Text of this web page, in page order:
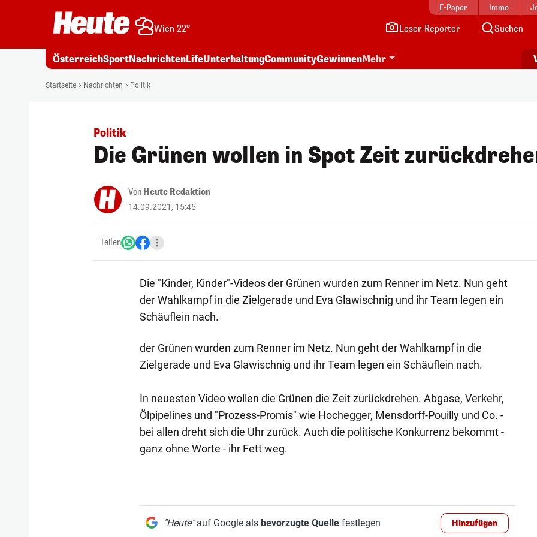
E-Paper Immo
Wien 22° Leser-Reporter Suchen
ÖsterreichSportNachrichtenLifeUnterhaltungCommunityGewinnenMehr
Startseite Nachrichten Politik
Politik
Die Grünen wollen in Spot Zeit
Von Heute Redaktion
14.09.2021, 15:45
Teilen
Die "Kinder, Kinder"-Videos der Grünen wurden zum Renner im Netz. Nun geht
der Wahlkampf in die Zielgerade und Eva Glawischnig und ihr Team legen ein
Schäuflein nach.
der Grünen wurden zum Renner im Netz. Nun geht der Wahlkampf in die
Zielgerade und Eva Glawischnig und ihr Team legen ein Schäuflein nach.
In neuesten Video wollen die Grünen die Zeit zurückdrehen. Abgase, Verkehr,
Ölpipelines und "Prozess-Promis" wie Hochegger, Mensdorff-Pouilly und Co. -
bei allen dreht sich die Uhr zurück. Auch die politische Konkurrenz bekommt -
ganz ohne Worte - ihr Fett weg.
"Heute"auf Google als bevorzugte Quellefestlegen Hinzufügen